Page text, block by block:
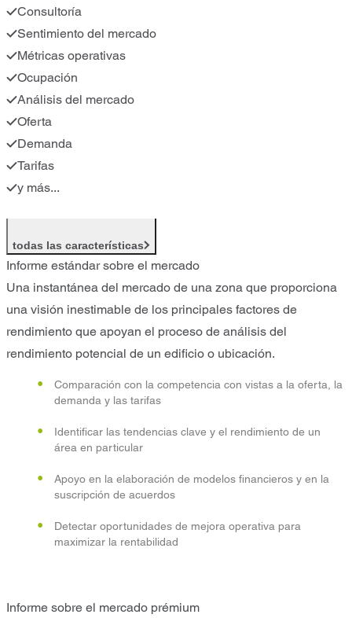
Consultoría
Sentimiento del mercado
Métricas operativas
Ocupación
Análisis del mercado
Oferta
Demanda
Tarifas
y más...
todas las características
Informe estándar sobre el mercado
Una instantánea del mercado de una zona que proporciona
una visión inestimable de los principales factores de
rendimiento que apoyan el proceso de análisis del
rendimiento potencial de un edificio o ubicación.
Comparación con la competencia con vistas a la oferta, la
demanda y las tarifas
Identificar las tendencias clave y el rendimiento de un
área en particular
Apoyo en la elaboración de modelos financieros y en la
suscripción de acuerdos
Detectar oportunidades de mejora operativa para
maximizar la rentabilidad
Informe sobre el mercado prémium